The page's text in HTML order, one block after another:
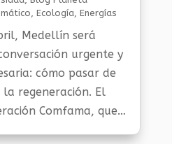
, Ecología, Energías
,Planeta Al Día
Medellín será
urgente y
cómo pasar de
regeneración. El
Comfama, que